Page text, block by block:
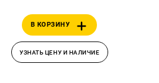
В КОРЗИНУ
УЗНАТЬ ЦЕНУ И НАЛИЧИЕ